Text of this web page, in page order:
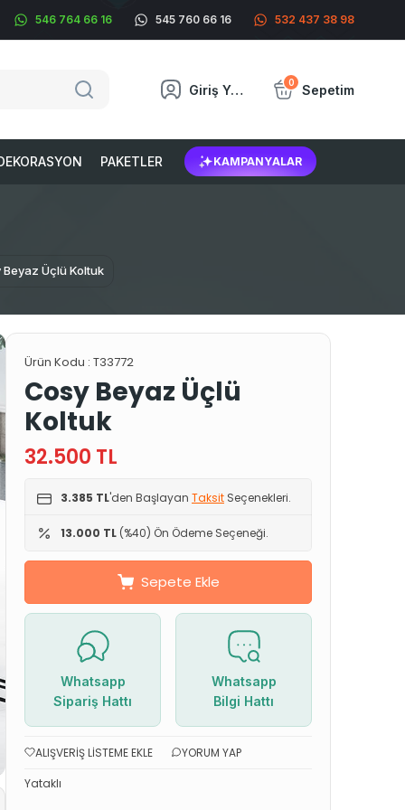
546 764 66 16 545 760 66 16 532 437 38 98
Giriş Yap 0 Sepetim
PAKETLER KAMPANYALAR
Beyaz Üçlü Koltuk
Ürün Kodu : T33772
Cosy Beyaz Üçlü
Koltuk
32.500 TL
3.385 TL'den Başlayan Taksit Seçenekleri.
13.000 TL (%40) Ön Ödeme Seçeneği.
Sepete Ekle
Whatsapp
Sipariş Hattı
Whatsapp
Bilgi Hattı
ALIŞVERIŞ LISTEME EKLE
YORUM YAP
Yataklı